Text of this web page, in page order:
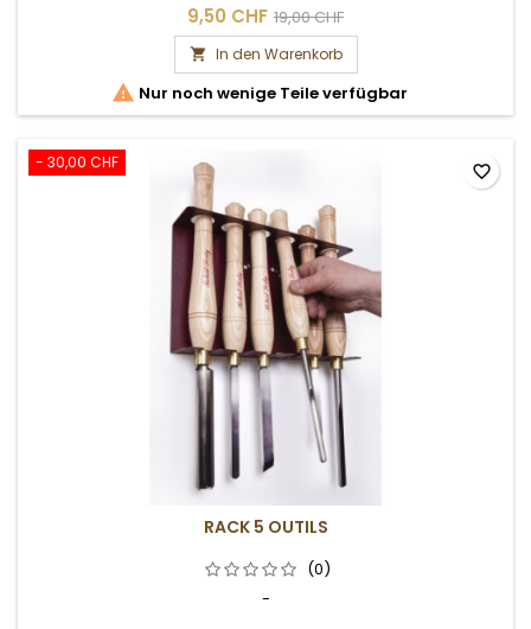
9,50 CHF 19,00 CHF
 In den Warenkorb
 Nur noch wenige Teile verfügbar
- 30,00 CHF
RACK 5 OUTILS
(0)
-
favorite_border